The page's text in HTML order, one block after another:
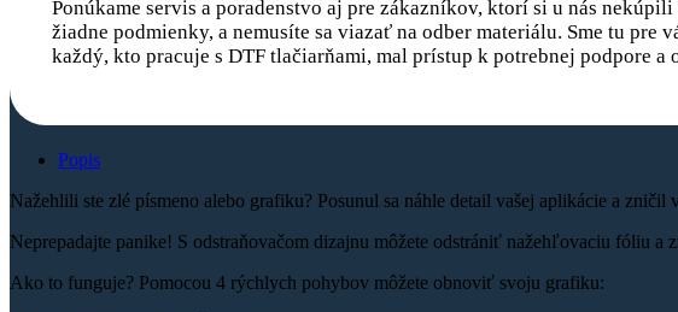
Ponúkame servis a poradenstvo aj pre zákazníkov, ktorí si u nás nekúpili
žiadne podmienky, a nemusíte sa viazať na odber materiálu. Sme tu pre
každý, kto pracuje s DTF tlačiarňami, mal prístup k potrebnej podpore a
Popis
Nažehlili ste zlé písmeno alebo grafiku? Posunul sa náhle detail vašej aplikácie a zničil
Neprepadajte panike! S odstraňovačom dizajnu môžete odstrániť nažehľovaciu fóliu
Ako to funguje? Pomocou 4 rýchlych pohybov môžete obnoviť svoju grafiku: